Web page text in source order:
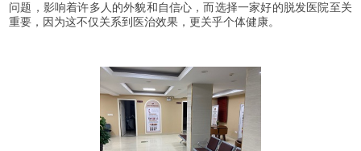
问题，影响着许多人的外貌和自信心，而选择一家好的脱发医院至关
重要，因为这不仅关系到医治效果，更关乎个体健康。